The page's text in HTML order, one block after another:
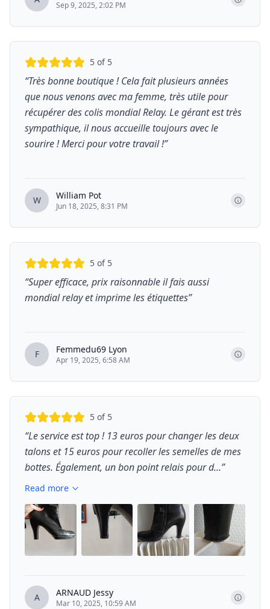
Sep 9, 2025, 2:02 PM
5 of 5
“Très bonne boutique ! Cela fait plusieurs années
que nous venons avec ma femme, très utile pour
récupérer des colis mondial Relay. Le gérant est très
sympathique, il nous accueille toujours avec le
sourire ! Merci pour votre travail !”
W William Pot
Jun 18, 2025, 8:31 PM
5 of 5
“Super efficace, prix raisonnable il fais aussi
mondial relay et imprime les étiquettes”
F Femmedu69 Lyon
Apr 19, 2025, 6:58 AM
5 of 5
“Le service est top ! 13 euros pour changer les deux
talons et 15 euros pour recoller les semelles de mes
bottes. Également, un bon point relais pour d...”
Read more
A ARNAUD Jessy
Mar 10, 2025, 10:59 AM